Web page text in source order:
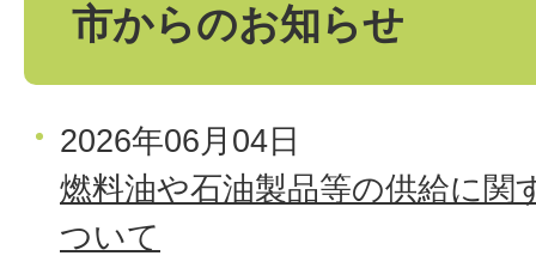
市からのお知らせ
2026年06月04日
燃料油や石油製品等の供給に関
ついて